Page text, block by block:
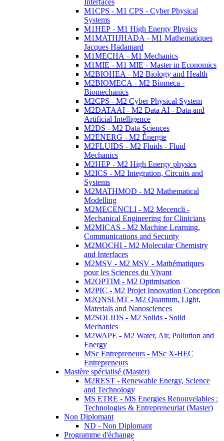
Interfaces
M1CPS - M1 CPS - Cyber Physical
Systems
M1HEP - M1 High Energy Physics
M1MATHJHADA - M1 Mathematiques
Jacques Hadamard
M1MECHA - M1 Mechanics
M1MIE - M1 MIE - Master in Economics
M2BIOHEA - M2 Biology and Health
M2BIOMECA - M2 Biomeca -
Biomechanics
M2CPS - M2 Cyber Physical System
M2DATAAI - M2 Data AI - Data and
Artificial Intelligence
M2DS - M2 Data Sciences
M2ENERG - M2 Énergie
M2FLUIDS - M2 Fluids - Fluid
Mechanics
M2HEP - M2 High Energy physics
M2ICS - M2 Integration, Circuits and
Systems
M2MATHMOD - M2 Mathematical
Modelling
M2MECENCLI - M2 Mecencli -
Mechanical Engineering for Clinicians
M2MICAS - M2 Machine Learning,
Communications and Security
M2MOCHI - M2 Molecular Chemistry
and Interfaces
M2MSV - M2 MSV - Mathématiques
pour les Sciences du Vivant
M2OPTIM - M2 Optimisation
M2PIC - M2 Projet Innovation Conception
M2QNSLMT - M2 Quantum, Light,
Materials and Nanosciences
M2SOLIDS - M2 Solids - Solid
Mechanics
M2WAPE - M2 Water, Air, Pollution and
Energy
MSc Entrepreneurs - MSc X-HEC
Entrepreneurs
Mastère spécialisé (Master)
M2REST - Renewable Energy, Science
and Technology
MS ETRE - MS Energies Renouvelables :
Technologies & Entrepreneuriat (Master)
Non Diplomant
ND - Non Diplomant
Programme d'échange